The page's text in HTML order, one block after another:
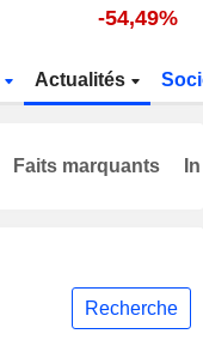
-54,49%
Actualités
Recherche
Faits marquants